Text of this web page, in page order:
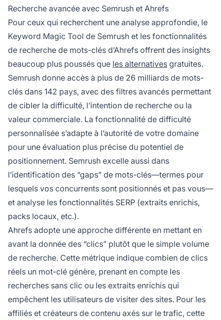
Recherche avancée avec Semrush et Ahrefs
Pour ceux qui recherchent une analyse approfondie, le
Keyword Magic Tool de Semrush et les fonctionnalités
de recherche de mots-clés d’Ahrefs offrent des insights
beaucoup plus poussés que les alternatives gratuites.
Semrush donne accès à plus de 26 milliards de mots-
clés dans 142 pays, avec des filtres avancés permettant
de cibler la difficulté, l’intention de recherche ou la
valeur commerciale. La fonctionnalité de difficulté
personnalisée s’adapte à l’autorité de votre domaine
pour une évaluation plus précise du potentiel de
positionnement. Semrush excelle aussi dans
l’identification des “gaps” de mots-clés—termes pour
lesquels vos concurrents sont positionnés et pas vous—
et analyse les fonctionnalités SERP (extraits enrichis,
packs locaux, etc.).
Ahrefs adopte une approche différente en mettant en
avant la donnée des “clics” plutôt que le simple volume
de recherche. Cette métrique indique combien de clics
réels un mot-clé génère, prenant en compte les
recherches sans clic ou les extraits enrichis qui
empêchent les utilisateurs de visiter des sites. Pour les
affiliés et créateurs de contenu axés sur le trafic, cette